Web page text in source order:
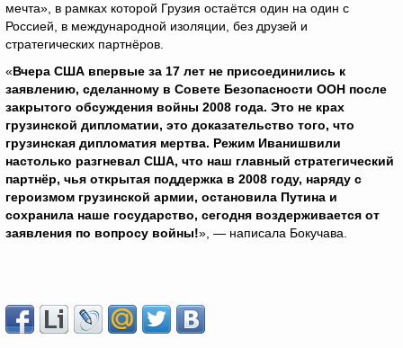
мечта», в рамках которой Грузия остаётся один на один с
Россией, в международной изоляции, без друзей и
стратегических партнёров.
«Вчера США впервые за 17 лет не присоединились к
заявлению, сделанному в Совете Безопасности ООН после
закрытого обсуждения войны 2008 года. Это не крах
грузинской дипломатии, это доказательство того, что
грузинская дипломатия мертва. Режим Иванишвили
настолько разгневал США, что наш главный стратегический
партнёр, чья открытая поддержка в 2008 году, наряду с
героизмом грузинской армии, остановила Путина и
сохранила наше государство, сегодня воздерживается от
заявления по вопросу войны!», — написала Бокучава.